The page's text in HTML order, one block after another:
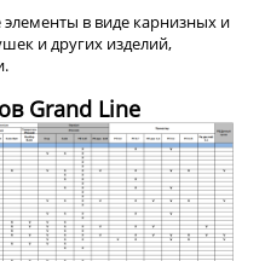
в виде карнизных и
и других изделий,
Grand Line